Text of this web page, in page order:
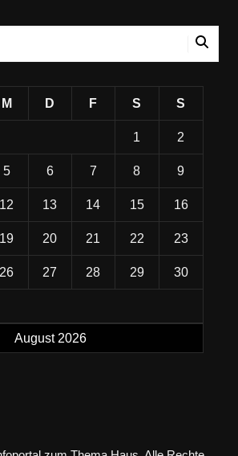
August 2026
M D F S S
1 2
5 6 7 8 9
12 13 14 15 16
19 20 21 22 23
26 27 28 29 30